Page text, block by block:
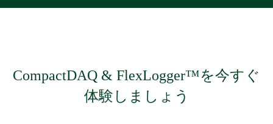
CompactDAQ & FlexLogger™を今すぐ
体験 しま しょう